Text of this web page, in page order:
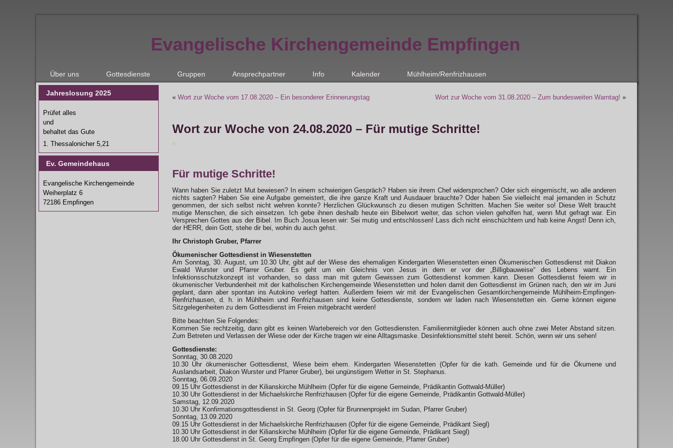
Evangelische Kirchengemeinde Empfingen
Über uns Gottesdienste Gruppen Ansprechpartner Info Kalender Mühlheim/Renfrizhausen
Jahreslosung 2025
Prüfet alles
und
behaltet das Gute
1. Thessalonicher 5,21
Ev. Gemeindehaus
Evangelische Kirchengemeinde
Weiherplatz 6
72186 Empfingen
« Wort zur Woche vom 17.08.2020 – Ein besonderer Erinnerungstag Wort zur Woche vom 31.08.2020 – Zum bundesweiten Warntag! »
Wort zur Woche von 24.08.2020 – Für mutige Schritte!
Für mutige Schritte!
Wann haben Sie zuletzt Mut bewiesen? In einem schwierigen Gespräch? Haben sie ihrem Chef widersprochen? Oder sich eingemischt, wo alle anderen
nichts sagten? Haben Sie eine Aufgabe gemeistert, die ihre ganze Kraft und Ausdauer brauchte? Oder haben Sie vielleicht mal jemanden in Schutz
genommen, der sich selbst nicht wehren konnte? Herzlichen Glückwunsch zu diesen mutigen Schritten. Machen Sie weiter so! Diese Welt braucht
mutige Menschen, die sich einsetzen. Ich gebe ihnen deshalb heute ein Bibelwort weiter, das schon vielen geholfen hat, wenn Mut gefragt war. Ein
Versprechen Gottes aus der Bibel. Im Buch Josua lesen wir: Sei mutig und entschlossen! Lass dich nicht einschüchtern und hab keine Angst! Denn ich,
der HERR, dein Gott, stehe dir bei, wohin du auch gehst.
Ihr Christoph Gruber, Pfarrer
Ökumenischer Gottesdienst in Wiesenstetten
Am Sonntag, 30. August, um 10.30 Uhr, gibt auf der Wiese des ehemaligen Kindergarten Wiesenstetten einen Ökumenischen Gottesdienst mit Diakon
Ewald Wurster und Pfarrer Gruber. Es geht um ein Gleichnis von Jesus in dem er vor der „Billigbauweise“ des Lebens warnt. Ein
Infektionsschutzkonzept ist vorhanden, so dass man mit gutem Gewissen zum Gottesdienst kommen kann. Diesen Gottesdienst feiern wir in
ökumenischer Verbundenheit mit der katholischen Kirchengemeinde Wiesenstetten und holen damit den Gottesdienst im Grünen nach, den wir im Juni
geplant, dann aber spontan ins Autokino verlegt hatten. Außerdem feiern wir mit der Evangelischen Gesamtkirchengemeinde Mühlheim-Empfingen-
Renfrizhausen, d. h. in Mühlheim und Renfrizhausen sind keine Gottesdienste, sondern wir laden nach Wiesenstetten ein. Gerne können eigene
Sitzgelegenheiten zu dem Gottesdienst im Freien mitgebracht werden!
Bitte beachten Sie Folgendes:
Kommen Sie rechtzeitig, dann gibt es keinen Wartebereich vor den Gottesdiensten. Familienmitglieder können auch ohne zwei Meter Abstand sitzen.
Zum Betreten und Verlassen der Wiese oder der Kirche tragen wir eine Alltagsmaske. Desinfektionsmittel steht bereit. Schön, wenn wir uns sehen!
Gottesdienste:
Sonntag, 30.08.2020
10.30 Uhr ökumenischer Gottesdienst, Wiese beim ehem. Kindergarten Wiesenstetten (Opfer für die kath. Gemeinde und für die Ökumene und
Auslandsarbeit, Diakon Wurster und Pfarrer Gruber), bei ungünstigem Wetter in St. Stephanus.
Sonntag, 06.09.2020
09.15 Uhr Gottesdienst in der Kilianskirche Mühlheim (Opfer für die eigene Gemeinde, Prädikantin Gottwald-Müller)
10.30 Uhr Gottesdienst in der Michaelskirche Renfrizhausen (Opfer für die eigene Gemeinde, Prädikantin Gottwald-Müller)
Samstag, 12.09.2020
10.30 Uhr Konfirmationsgottesdienst in St. Georg (Opfer für Brunnenprojekt im Sudan, Pfarrer Gruber)
Sonntag, 13.09.2020
09.15 Uhr Gottesdienst in der Michaelskirche Renfrizhausen (Opfer für die eigene Gemeinde, Prädikant Siegl)
10.30 Uhr Gottesdienst in der Kilianskirche Mühlheim (Opfer für die eigene Gemeinde, Prädikant Siegl)
18.00 Uhr Gottesdienst in St. Georg Empfingen (Opfer für die eigene Gemeinde, Pfarrer Gruber)